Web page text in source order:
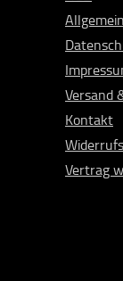
Versand
Kontakt
Vertrag